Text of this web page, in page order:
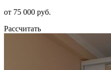
от 75 000 руб.
Рассчитать